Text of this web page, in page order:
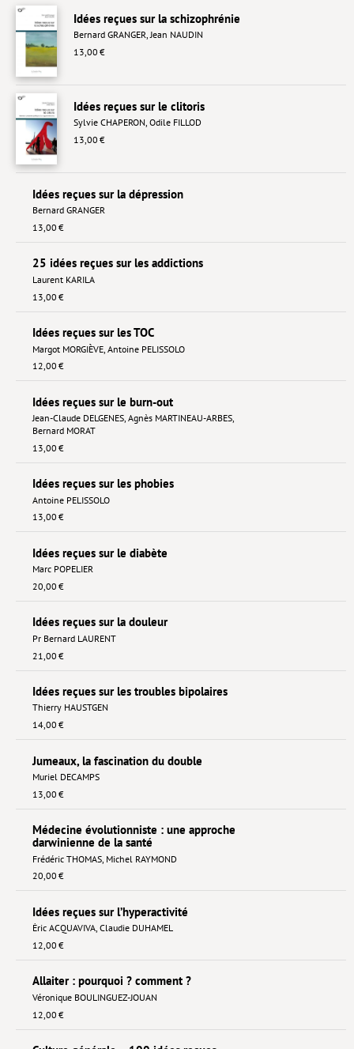
CONTACT
MENTIONS LÉGALES
Idées reçues sur la schizophrénie
Bernard GRANGER,Jean NAUDIN
13,00 €
Idées reçues sur le clitoris
Sylvie CHAPERON,Odile FILLOD
13,00 €
Idées reçues sur la dépression
Bernard GRANGER
13,00 €
25 idées reçues sur les addictions
Laurent KARILA
13,00 €
Idées reçues sur les TOC
Margot MORGIÈVE, Antoine PELISSOLO
12,00 €
Idées reçues sur le burn-out
Jean-Claude DELGENES, Agnès MARTINEAU-ARBES,
Bernard MORAT
13,00 €
Idées reçues sur les phobies
Antoine PELISSOLO
13,00 €
Idées reçues sur le diabète
Marc POPELIER
20,00 €
Idées reçues sur la douleur
Pr Bernard LAURENT
21,00 €
Idées reçues sur les troubles bipolaires
Thierry HAUSTGEN
14,00 €
Jumeaux, la fascination du double
Muriel DECAMPS
13,00 €
Médecine évolutionniste : une approche
darwinienne de la santé
Frédéric THOMAS, Michel RAYMOND
20,00 €
Idées reçues sur l’hyperactivité
Ėric ACQUAVIVA, Claudie DUHAMEL
12,00 €
Allaiter : pourquoi ? comment ?
Véronique BOULINGUEZ-JOUAN
12,00 €